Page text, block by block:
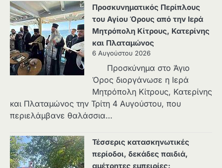
Προσκυνηματικός Περίπλους
του Αγίου Όρους από την Ιερά
Μητρόπολη Κίτρους, Κατερίνης
και Πλαταμώνος
6 Αυγούστου 2026
Προσκύνημα στο Άγιο
Όρος διοργάνωσε η Ιερά
Μητρόπολη Κίτρους, Κατερίνης
και Πλαταμώνος την Τρίτη 4 Αυγούστου, που
περιελάμβανε θαλάσσια…
Τέσσερις κατασκηνωτικές
περίοδοι, δεκάδες παιδιά,
αμέτρητες εμπειρίες: